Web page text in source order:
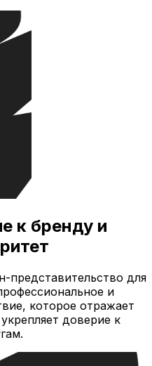
к бренду и
представительство для
и
которое отражает
доверие к